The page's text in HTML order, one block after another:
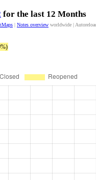
for the last 12 Months
| Notes overview worldwide |